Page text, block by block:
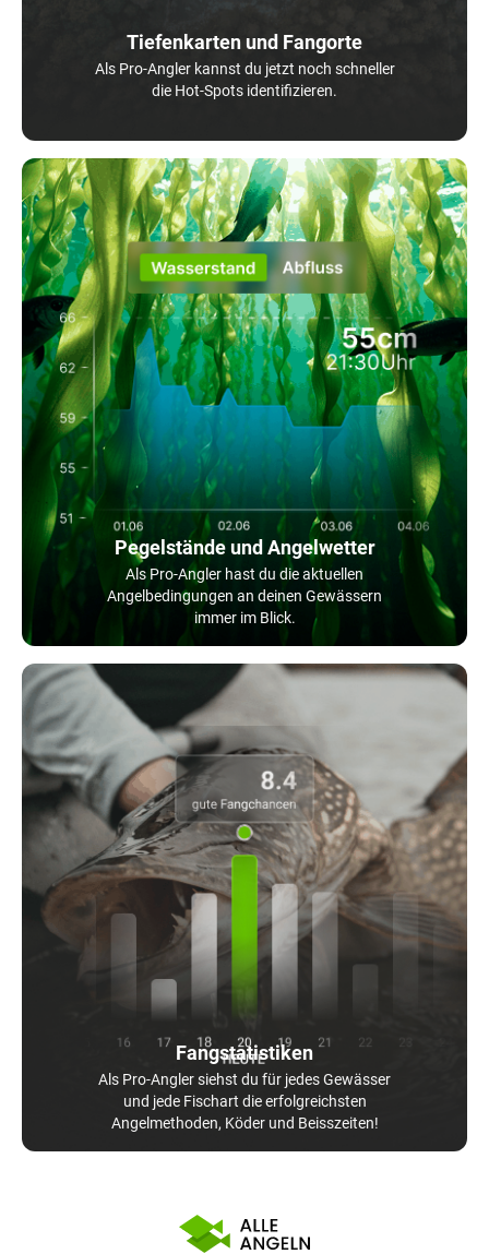
Tiefenkarten und Fangorte
Als Pro-Angler kannst du jetzt noch schneller
die Hot-Spots identifizieren.
Pegelstände und Angelwetter
Als Pro-Angler hast du die aktuellen
Angelbedingungen an deinen Gewässern
immer im Blick.
Fangstatistiken
Als Pro-Angler siehst du für jedes Gewässer
und jede Fischart die erfolgreichsten
Angelmethoden, Köder und Beisszeiten!